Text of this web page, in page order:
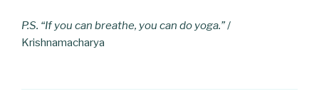
P.S. “If you can breathe, you can do yoga.”/
Krishnamacharya